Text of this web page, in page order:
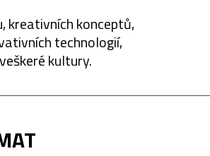
kreativních konceptů,
technologií,
kultury.